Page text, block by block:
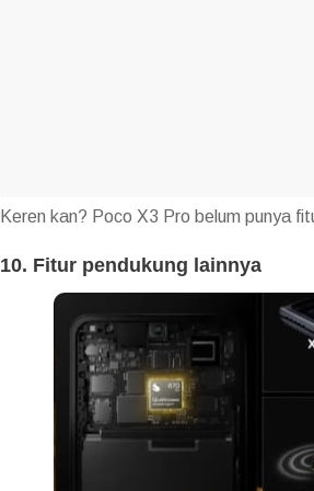
Keren kan? Poco X3 Pro belum punya
10. Fitur pendukung lainnya